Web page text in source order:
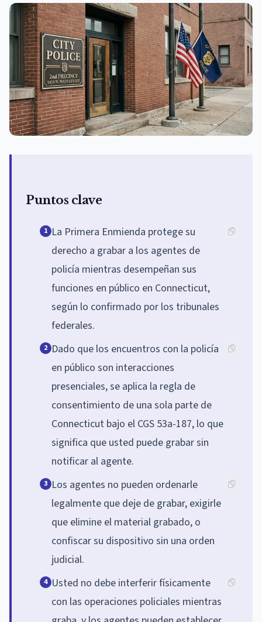
Puntos clave
1 La Primera Enmienda protege su
derecho a grabar a los agentes de
policía mientras desempeñan sus
funciones en público en Connecticut,
según lo confirmado por los tribunales
federales.
2 Dado que los encuentros con la policía
en público son interacciones
presenciales, se aplica la regla de
consentimiento de una sola parte de
Connecticut bajo el CGS 53a-187, lo que
significa que usted puede grabar sin
notificar al agente.
3 Los agentes no pueden ordenarle
legalmente que deje de grabar, exigirle
que elimine el material grabado, o
confiscar su dispositivo sin una orden
judicial.
4 Usted no debe interferir físicamente
con las operaciones policiales mientras